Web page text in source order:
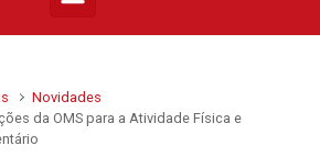
Novidades
da OMS para a Atividade Física e